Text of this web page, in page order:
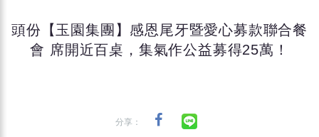
頭份【玉園集團】感恩尾牙暨愛心募款聯合餐
會 席開近百桌，集氣作公益募得25萬！
分享：